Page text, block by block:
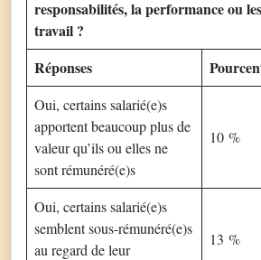
responsabilités, la performance ou
travail ?
Réponses
Oui, certains salarié(e)s
apportent beaucoup plus de
valeur qu’ils ou elles ne
sont rémunéré(e)s
10 %
Oui, certains salarié(e)s
semblent sous-rémunéré(e)s
au regard de leur
13 %